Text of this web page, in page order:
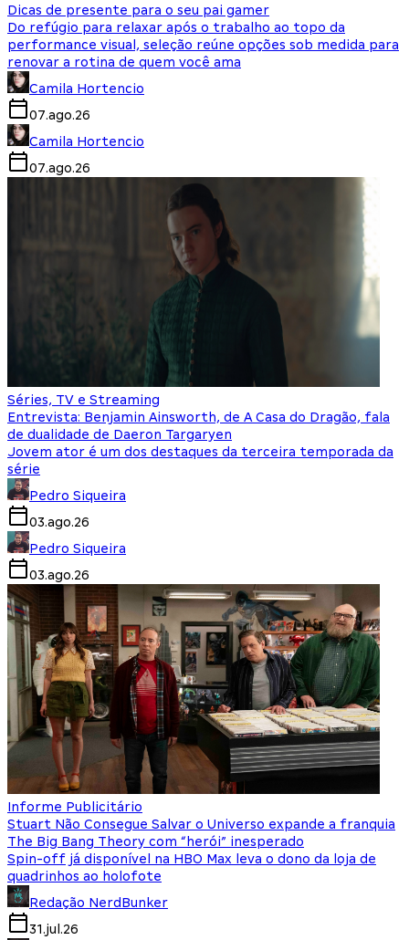
Dicas de presente para o seu pai gamer
Do refúgio para relaxar após o trabalho ao topo da
performance visual, seleção reúne opções sob medida para
renovar a rotina de quem você ama
Camila Hortencio
07.ago.26
Camila Hortencio
07.ago.26
Séries, TV e Streaming
Entrevista: Benjamin Ainsworth, de A Casa do Dragão, fala
de dualidade de Daeron Targaryen
Jovem ator é um dos destaques da terceira temporada da
série
Pedro Siqueira
03.ago.26
Pedro Siqueira
03.ago.26
Informe Publicitário
Stuart Não Consegue Salvar o Universo expande a franquia
The Big Bang Theory com “herói” inesperado
Spin-off já disponível na HBO Max leva o dono da loja de
quadrinhos ao holofote
Redação NerdBunker
31.jul.26